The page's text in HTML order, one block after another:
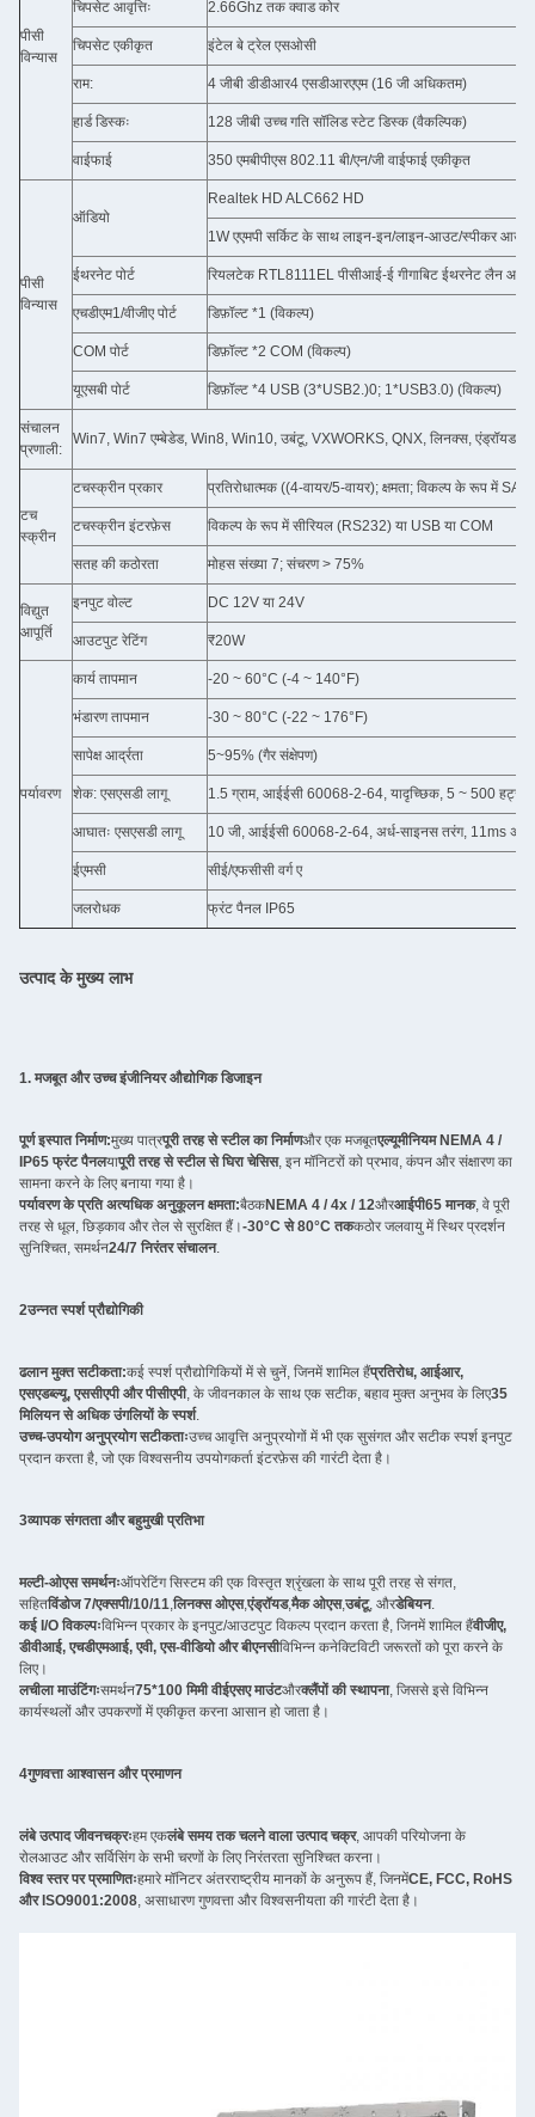
पीसी
विन्यास
चिपसेट आवृत्तिः 2.66Ghz तक क्वाड कोर
चिपसेट एकीकृत इंटेल बे ट्रेल एसओसी
राम: 4 जीबी डीडीआर4 एसडीआरएएम (16 जी अधिकतम)
हार्ड डिस्कः 128 जीबी उच्च गति सॉलिड स्टेट डिस्क (वैकल्पिक)
वाईफाई 350 एमबीपीएस 802.11 बी/एन/जी वाईफाई एकीकृत
पीसी
विन्यास
ऑडियो
Realtek HD ALC662 HD
1W एएमपी सर्किट के साथ लाइन-इन/लाइन-आउट/स्पीकर आउट
ईथरनेट पोर्ट रियलटेक RTL8111EL पीसीआई-ई गीगाबिट ईथरनेट लैन
एचडीएम1/वीजीए पोर्ट डिफ़ॉल्ट *1 (विकल्प)
COM पोर्ट डिफ़ॉल्ट *2 COM (विकल्प)
यूएसबी पोर्ट डिफ़ॉल्ट *4 USB (3*USB2.)0; 1*USB3.0) (विकल्प)
संचालन
प्रणाली:
Win7, Win7 एम्बेडेड, Win8, Win10, उबंटू, VXWORKS, QNX, लिनक्स, एंड्रॉयड
टच
स्क्रीन
टचस्क्रीन प्रकार प्रतिरोधात्मक ((4-वायर/5-वायर); क्षमता; विकल्प के रूप में
टचस्क्रीन इंटरफ़ेस विकल्प के रूप में सीरियल (RS232) या USB या COM
सतह की कठोरता मोहस संख्या 7; संचरण > 75%
विद्युत
आपूर्ति
इनपुट वोल्ट DC 12V या 24V
आउटपुट रेटिंग ₹20W
पर्यावरण
कार्य तापमान -20 ~ 60°C (-4 ~ 140°F)
भंडारण तापमान -30 ~ 80°C (-22 ~ 176°F)
सापेक्ष आर्द्रता 5~95% (गैर संक्षेपण)
शेक: एसएसडी लागू 1.5 ग्राम, आईईसी 60068-2-64, यादृच्छिक, 5 ~ 500 हर्ट्ज,
आघातः एसएसडी लागू 10 जी, आईईसी 60068-2-64, अर्ध-साइनस तरंग, 11ms
ईएमसी सीई/एफसीसी वर्ग ए
जलरोधक फ्रंट पैनल IP65
उत्पाद के मुख्य लाभ
1. मजबूत और उच्च इंजीनियर औद्योगिक डिजाइन
पूर्ण इस्पात निर्माण:मुख्य पात्रपूरी तरह से स्टील का निर्माणऔर एक मजबूतएल्यूमीनियम NEMA 4 /
IP65 फ्रंट पैनलयापूरी तरह से स्टील से घिरा चेसिस, इन मॉनिटरों को प्रभाव, कंपन और संक्षारण का
सामना करने के लिए बनाया गया है।
पर्यावरण के प्रति अत्यधिक अनुकूलन क्षमता:बैठकNEMA 4 / 4x / 12औरआईपी65 मानक, वे पूरी
तरह से धूल, छिड़काव और तेल से सुरक्षित हैं।-30°C से 80°C तककठोर जलवायु में स्थिर प्रदर्शन
सुनिश्चित, समर्थन24/7 निरंतर संचालन.
2उन्नत स्पर्श प्रौद्योगिकी
ढलान मुक्त सटीकता:कई स्पर्श प्रौद्योगिकियों में से चुनें, जिनमें शामिल हैंप्रतिरोध, आईआर,
एसएडब्ल्यू, एससीएपी और पीसीएपी, के जीवनकाल के साथ एक सटीक, बहाव मुक्त अनुभव के लिए35
मिलियन से अधिक उंगलियों के स्पर्श.
उच्च-उपयोग अनुप्रयोग सटीकताःउच्च आवृत्ति अनुप्रयोगों में भी एक सुसंगत और सटीक स्पर्श इनपुट
प्रदान करता है, जो एक विश्वसनीय उपयोगकर्ता इंटरफ़ेस की गारंटी देता है।
3व्यापक संगतता और बहुमुखी प्रतिभा
मल्टी-ओएस समर्थनःऑपरेटिंग सिस्टम की एक विस्तृत श्रृंखला के साथ पूरी तरह से संगत,
सहितविंडोज 7/एक्सपी/10/11 लिनक्स ओएस,एंड्रॉयड,मैक ओएस,उबंटू, औरडेबियन.
कई I/O विकल्पःविभिन्न प्रकार के इनपुट/आउटपुट विकल्प प्रदान करता है, जिनमें शामिल हैंवीजीए,
डीवीआई, एचडीएमआई, एवी, एस-वीडियो और बीएनसीविभिन्न कनेक्टिविटी जरूरतों को पूरा करने के
लिए।
लचीला माउंटिंगःसमर्थन75*100 मिमी वीईएसए माउंटऔरक्लैंपों की स्थापना, जिससे इसे विभिन्न
कार्यस्थलों और उपकरणों में एकीकृत करना आसान हो जाता है।
4गुणवत्ता आश्वासन और प्रमाणन
लंबे उत्पाद जीवनचक्रःहम एकलंबे समय तक चलने वाला उत्पाद चक्र, आपकी परियोजना के
रोलआउट और सर्विसिंग के सभी चरणों के लिए निरंतरता सुनिश्चित करना।
विश्व स्तर पर प्रमाणितःहमारे मॉनिटर अंतरराष्ट्रीय मानकों के अनुरूप हैं, जिनमेंCE, FCC, RoHS
और ISO9001:2008 , असाधारण गुणवत्ता और विश्वसनीयता की गारंटी देता है।